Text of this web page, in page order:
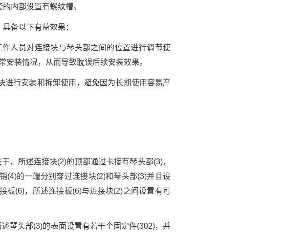
内部设置有螺纹槽。
备以下有益效果：
人员对连接块与琴头部之间的位置进行调节使
装情况，从而导致耽误后续安装效果。
行安装和拆卸使用，避免因为长期使用容易产
，所述连接块(2)的顶部通过卡接有琴头部(3)，
(4)的一端分别穿过连接块(2)和琴头部(3)并且设
板(6)，所述连接板(6)与连接块(2)之间设置有可
琴头部(3)的表面设置有若干个固定件(302)，并